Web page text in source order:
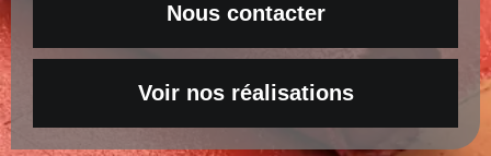
Nous contacter
Voir nos réalisations